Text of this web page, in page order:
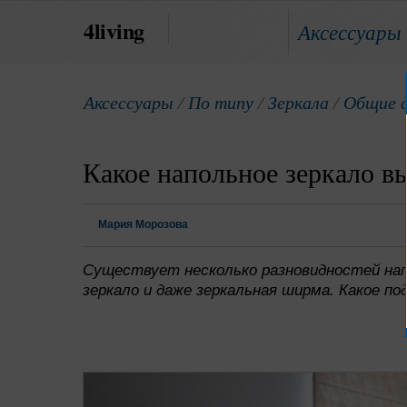
4living Аксессуары
Аксессуары / По типу/Зеркала /Общие
Какое напольное зеркало
Мария Морозова
Существует несколько разновидностей
зеркало и даже зеркальная ширма. Какое